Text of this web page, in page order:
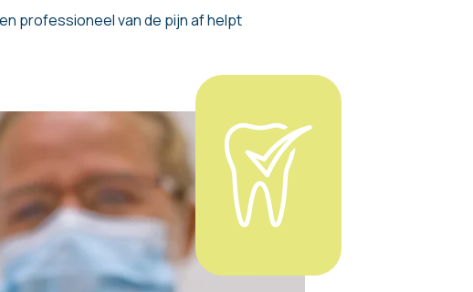
professioneel van de pijn af helpt